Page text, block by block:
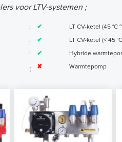
voor LTV-systemen ;
: ✔ LT CV-ketel (45 °C
: ✔ LT CV-ketel (< 45
: ✔ Hybride
: ✘ Warmtepomp